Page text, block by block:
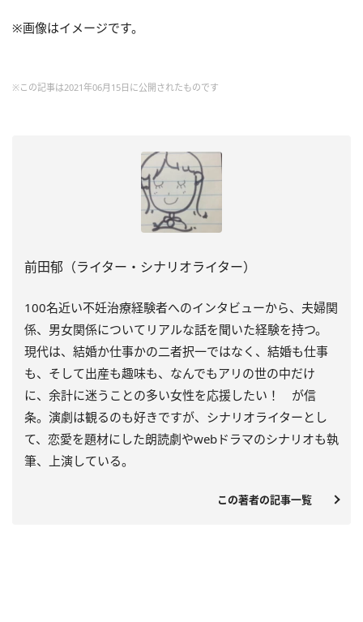
※画像はイメージです。
※この記事は2021年06月15日に公開されたものです
前田郁（ライター・シナリオライター）
100名近い不妊治療経験者へのインタビューから、夫婦関
係、男女関係についてリアルな話を聞いた経験を持つ。
現代は、結婚か仕事かの二者択一ではなく、結婚も仕事
も、そして出産も趣味も、なんでもアリの世の中だけ
に、余計に迷うことの多い女性を応援したい！ が信
条。演劇は観るのも好きですが、シナリオライターとし
て、恋愛を題材にした朗読劇やweb ドラマのシナリオも執
筆、上演している。
この著者の記事一覧